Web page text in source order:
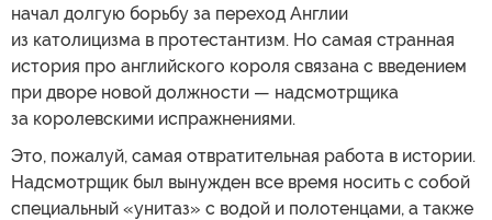
начал долгую борьбу за переход Англии
из католицизма в протестантизм. Но самая странная
история про английского короля связана с введением
при дворе новой должности — надсмотрщика
за королевскими испражнениями.
Это, пожалуй, самая отвратительная работа в истории.
Надсмотрщик был вынужден все время носить с собой
специальный «унитаз» с водой и полотенцами, а также